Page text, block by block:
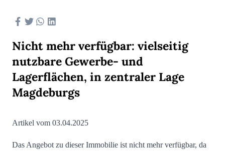
Nicht mehr verfügbar: vielseitig
nutzbare Gewerbe- und
Lagerflächen, in zentraler Lage
Magdeburgs
Artikel vom 03.04.2025
Das Angebot zu dieser Immobilie ist nicht mehr verfügbar, da